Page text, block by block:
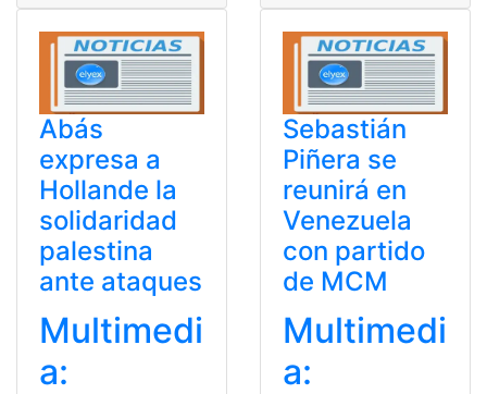
Abás
expresa a
Hollande la
solidaridad
palestina
ante ataques
Multimedi
a:
Sebastián
Piñera se
reunirá en
Venezuela
con partido
de MCM
Multimedi
a: